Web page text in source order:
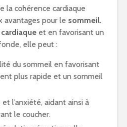
la cohérence cardiaque
avantages pour le sommeil.
et en favorisant un
elle peut :
du sommeil en favorisant
plus rapide et un sommeil
l’anxiété, aidant ainsi à
le coucher.